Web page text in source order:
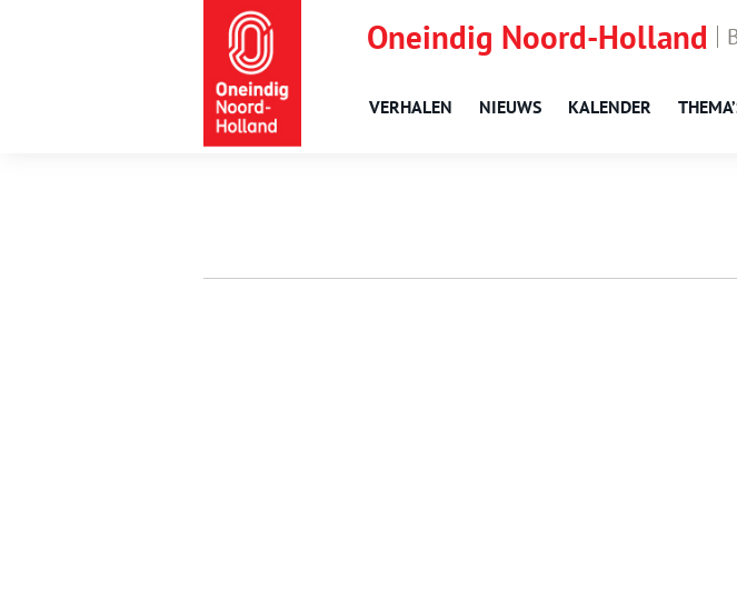
Oneindig Noord-Holland
VERHALEN NIEUWS KALENDER